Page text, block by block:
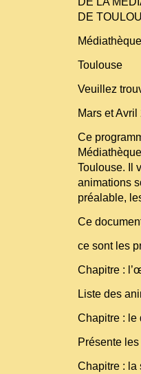
DE
Toulouse
Veuillez
Mars et Avril
Ce
Toulouse. Il
animations
préalable,
Ce
ce sont les
Chapitre :
Liste des
Chapitre : le
Présente
Chapitre : la